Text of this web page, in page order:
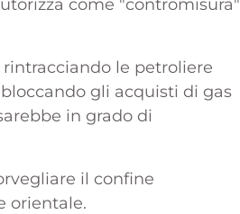
come "contromisura"
le petroliere
gli acquisti di gas
in grado di
il confine
orientale.